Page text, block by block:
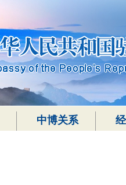
中博关系